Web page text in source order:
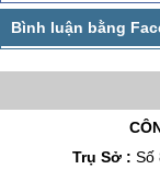
Trụ Sở : Số